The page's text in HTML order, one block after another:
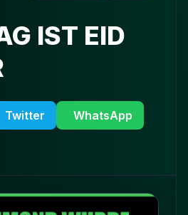
IST EID
Twitter WhatsApp